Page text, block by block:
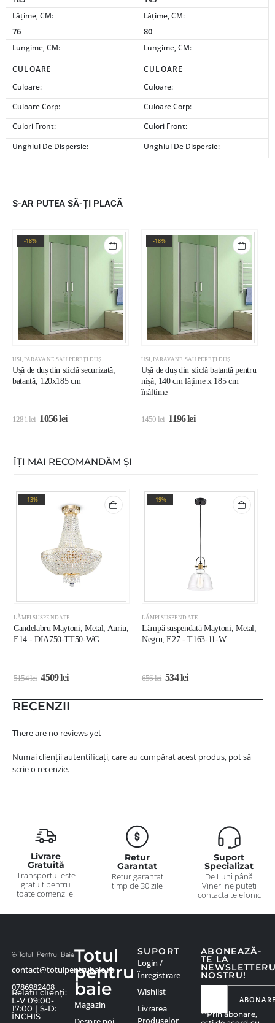
Lățime, CM:
76
Lățime, CM:
80
Lungime, CM: Lungime, CM:
CULOARE
CULOARE
Culoare:
Culoare:
Culoare Corp:
Culoare Corp:
Culori Front:
Culori Front:
Unghiul De Dispersie:
Unghiul De Dispersie:
S-AR PUTEA SĂ-ȚI PLACĂ
-18%
UȘI, PARAVANE SAU PEREȚI DUȘ
Ușă de duș din sticlă securizată,
batantă, 120x185 cm
1281lei 1056lei
-18%
UȘI, PARAVANE SAU PEREȚI DUȘ
Ușă de duș din sticlă batantă pentru
nișă, 140 cm lățime x 185 cm
înălțime
1450lei 1196lei
ÎȚI MAI RECOMANDĂM ȘI
-13%
LĂMPI SUSPENDATE
Candelabru Maytoni, Metal, Auriu,
E14 - DIA750-TT50-WG
5154lei 4509lei
-19%
LĂMPI SUSPENDATE
Lămpă suspendată Maytoni, Metal,
Negru, E27 - T163-11-W
656lei 534lei
RECENZII
There are no reviews yet
Numai clienții autentificați, care au cumpărat acest produs, pot să
scrie o recenzie.
Livrare
Gratuită
Transportul este
gratuit pentru
toate comenzile!
Retur
Garantat
Retur garantat
timp de 30 zile
Suport
Specializat
De Luni până
Vineri ne puteți
contacta telefonic
contact@totulpentrubaie.ro
0786982408
Relatii clienți:
L-V 09:00-
17:00 | S-D:
ÎNCHIS
ABONEAZĂ-
TE LA
NOSTRU!
**Prin abonare,
Totul
pentru
baie
Magazin
SUPORT
Login /
Înregistrare
Wishlist
Livrarea